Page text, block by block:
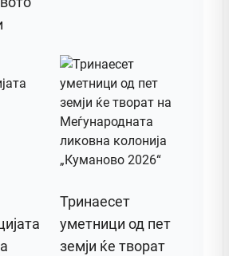
Тринаесет
уметници од пет
земји ќе творат